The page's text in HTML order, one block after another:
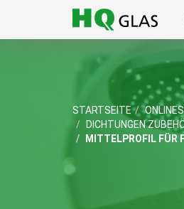
STARTSEITE
DICHTUNGEN
MITTELPROFIL FÜR